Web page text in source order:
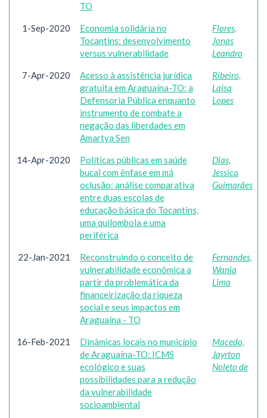
TO
1-Sep-2020
Economia solidária no
Tocantins: desenvolvimento
versus vulnerabilidade
Flores,
Jonas
Leandro
7-Apr-2020
Acesso à assistência jurídica
gratuita em Araguaína-TO: a
Defensoria Pública enquanto
instrumento de combate a
negação das liberdades em
Amartya Sen
Ribeiro,
Laísa
Lopes
14-Apr-2020
Políticas públicas em saúde
bucal com ênfase em má
oclusão: análise comparativa
entre duas escolas de
educação básica do Tocantins,
uma quilombola e uma
periférica
Dias,
Jessica
Guimarães
22-Jan-2021
Reconstruindo o conceito de
vulnerabilidade econômica a
partir da problemática da
financeirização da riqueza
social e seus impactos em
Araguaína - TO
Fernandes,
Wania
Lima
16-Feb-2021
Dinâmicas locais no município
de Araguaína-TO: ICMS
ecológico e suas
possibilidades para a redução
da vulnerabilidade
socioambiental
Macedo,
Jayrton
Noleto de